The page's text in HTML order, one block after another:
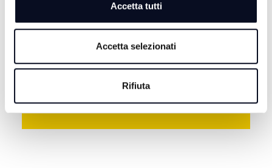
Accetta tutti
Accetta selezionati
Rifiuta
CALCIO: Diamanti ha dato spazio alle seconde linee,
"Minuti preziosi nelle loro gambe" | VIDEO
9 AGOSTO 2026
IPPICA: Iambellesi Tq fa suo il Calzolari stabilendo il